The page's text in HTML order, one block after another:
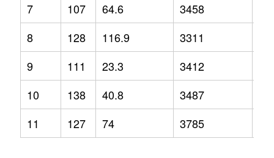
7
107 64.6 3458
8
128 116.9 3311
9
111 23.3 3412
10
138 40.8 3487
11
127 74 3785